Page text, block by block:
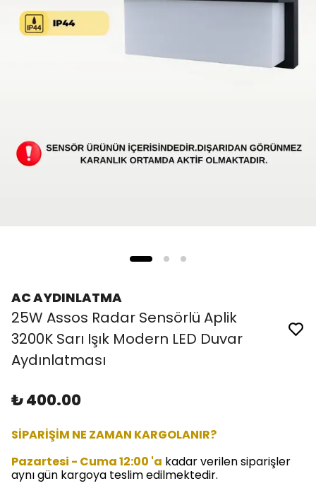
AC AYDINLATMA
25W Assos Radar Sensörlü Aplik
3200K Sarı Işık Modern LED Duvar
Aydınlatması
₺ 400.00
SİPARİŞİM NE ZAMAN KARGOLANIR?
Pazartesi - Cuma 12:00 'a kadar verilen siparişler
aynı gün kargoya teslim edilmektedir.